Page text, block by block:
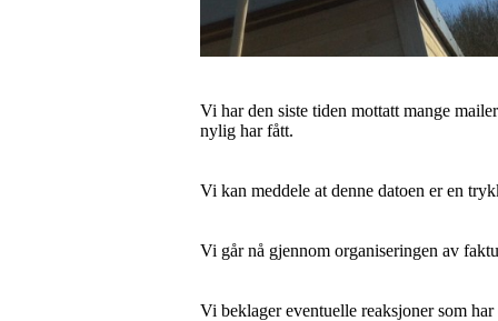
Vi har den siste tiden mottatt mange
nylig har fått.
Vi kan meddele at denne datoen er en
Vi går nå gjennom organiseringen av
Vi beklager eventuelle reaksjoner som har